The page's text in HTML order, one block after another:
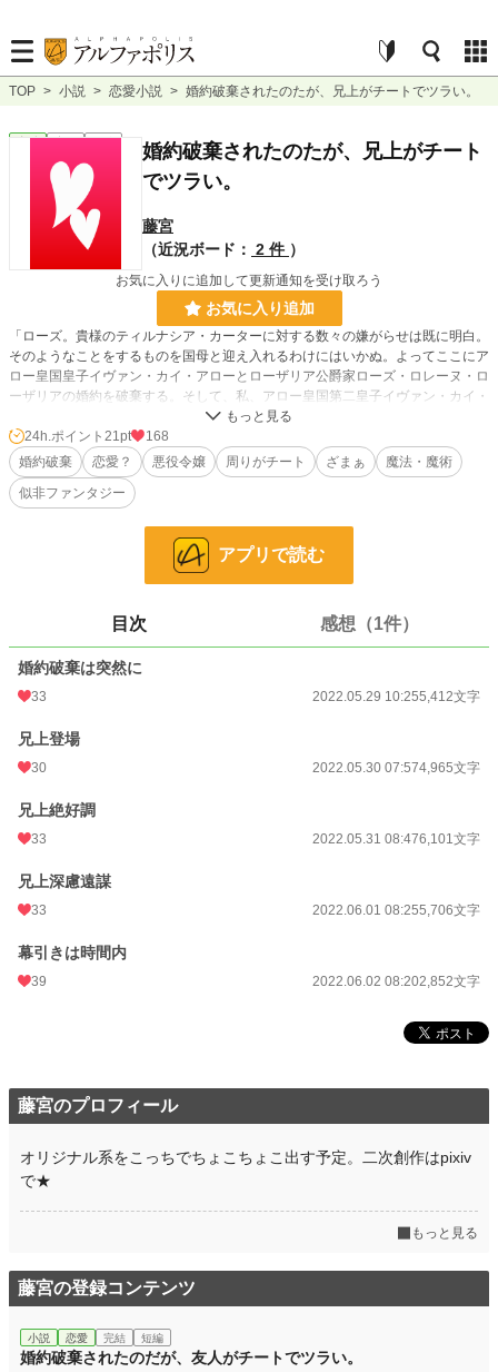
TOP > 小説 > 恋愛小説 > 婚約破棄されたのたが、兄上がチートでツラい。
恋愛 完結 短編
婚約破棄されたのたが、兄上がチート
でツラい。
藤宮
（近況ボード： 2 件 ）
お気に入りに追加して更新通知を受け取ろう
お気に入り追加
「ローズ。貴様のティルナシア・カーターに対する数々の嫌がらせは既に明白。
そのようなことをするものを国母と迎え入れるわけにはいかぬ。よってここにア
ロー皇国皇子イヴァン・カイ・アローとローザリア公爵家ローズ・ロレーヌ・ロ
ーザリアの婚約を破棄する。そして、私、アロー皇国第二皇子イヴァン・カイ・
アローは真に王妃に相応しき、このカーター男爵家令嬢、ティルナシア・カータ
ーとの婚約を宣言する」
婚約破棄モノ実験中。名前は使い回しで←
うっかり2年ほど放置していた事実に、今驚愕。
26,106 位 / 228,851 件
11,307 位 / 66,374 件
277
24h.ポイント 21 pt
文字数
更新日時
初回公開日時
初回完結日時
累計ポイント
24h.ポイント 21pt
168
婚約破棄
恋愛？ 悪役令嬢 周りがチート ざまぁ
魔法・魔術
似非ファンタジー
アプリで読む
目次 感想（1件）
婚約破棄は突然に
33 2022.05.29 10:255,412文字
兄上登場
30 2022.05.30 07:574,965文字
兄上絶好調
33 2022.05.31 08:476,101文字
兄上深慮遠謀
33 2022.06.01 08:255,706文字
幕引きは時間内
39 2022.06.02 08:202,852文字
藤宮のプロフィール
オリジナル系をこっちでちょこちょこ出す予定。二次創作はpixiv
で★
もっと見る
藤宮の登録コンテンツ
小説 恋愛 完結 短編
婚約破棄されたのだが、友人がチートでツラい。